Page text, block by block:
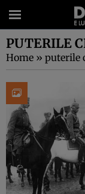
PUTERILE
Home » puterile